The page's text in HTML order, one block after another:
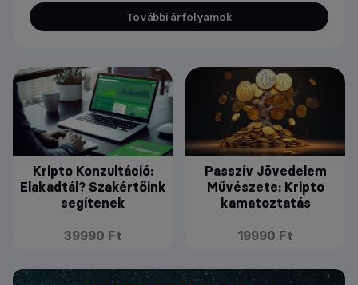
További árfolyamok
Kripto Konzultáció:
Elakadtál? Szakértőink
segítenek
39990 Ft
Passzív Jövedelem
Művészete: Kripto
kamatoztatás
19990 Ft